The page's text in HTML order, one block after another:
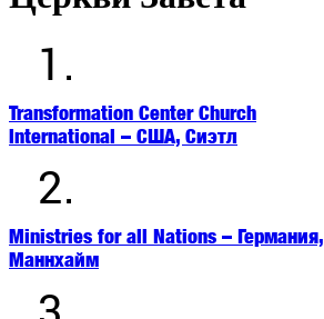
1.
Transformation Center Church
International – США, Сиэтл
2.
Ministries for all Nations – Германия,
Маннхайм